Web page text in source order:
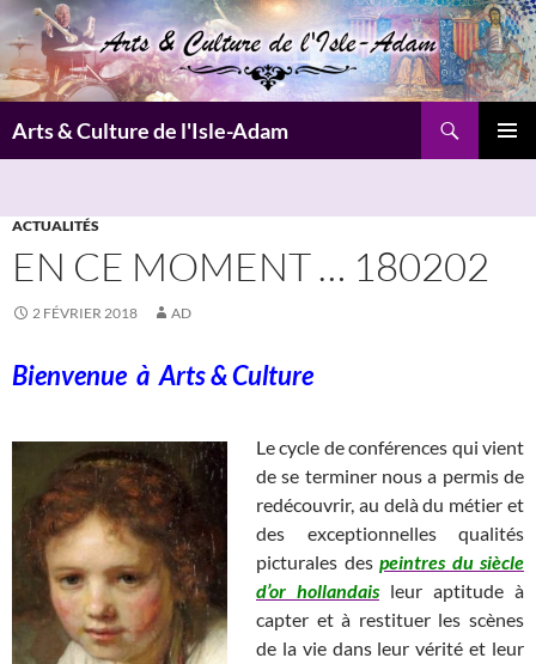
Aller
au
contenu
Arts & Culture de l'Isle-Adam
ACTUALITÉS
EN CE MOMENT … 180202
2 FÉVRIER 2018 AD
Bienvenue àArts & Culture
Le cycle de conférences qui vient
de se terminer nous a permis de
redécouvrir, au delà du métier et
des exceptionnelles qualités
picturales des peintres du siècle
d’or hollandaisleur aptitude à
capter et à restituer les scènes
de la vie dans leur vérité et leur